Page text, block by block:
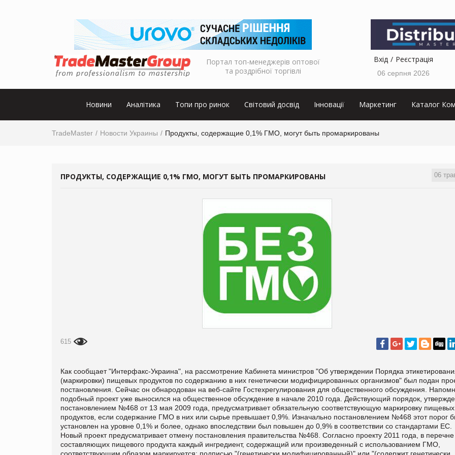
Портал топ-менеджерів оптової
та роздрібної торгівлі
Вхід Реєстрація
06 серпня 2026
Новини Аналітика Топи про ринок Світовий досвід Інновації Маркетинг Каталог
TradeMaster Новости Украины Продукты, содержащие 0,1% ГМО, могут быть промаркированы
06
ПРОДУКТЫ, СОДЕРЖАЩИЕ 0,1% ГМО, МОГУТ БЫТЬ ПРОМАРКИРОВАНЫ
615
Как сообщает "Интерфакс-Украина", на рассмотрение Кабинета министров "Об утверждении Порядка
(маркировки) пищевых продуктов по содержанию в них генетически модифицированных организмов" был подан
постановления. Сейчас он обнародован на веб-сайте Гостехрегулирования для общественного обсуждения.
подобный проект уже выносился на общественное обсуждение в начале 2010 года. Действующий порядок,
постановлением №468 от 13 мая 2009 года, предусматривает обязательную соответствующую маркировку пищевых
продуктов, если содержание ГМО в них или сырье превышает 0,9%. Изначально постановлением №468 этот порог
установлен на уровне 0,1% и более, однако впоследствии был повышен до 0,9% в соответствии со стандартами ЕС.
Новый проект предусматривает отмену постановления правительства №468. Согласно проекту 2011 года, в перечне
составляющих пищевого продукта каждый ингредиент, содержащий или произведенный с использованием ГМО,